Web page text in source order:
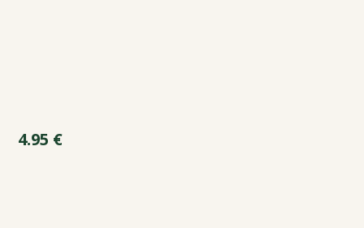
4.95 €